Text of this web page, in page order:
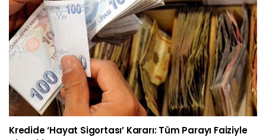
Kredide ‘hayat Sigortası’ Kararı: Tüm Parayı Faiziyle